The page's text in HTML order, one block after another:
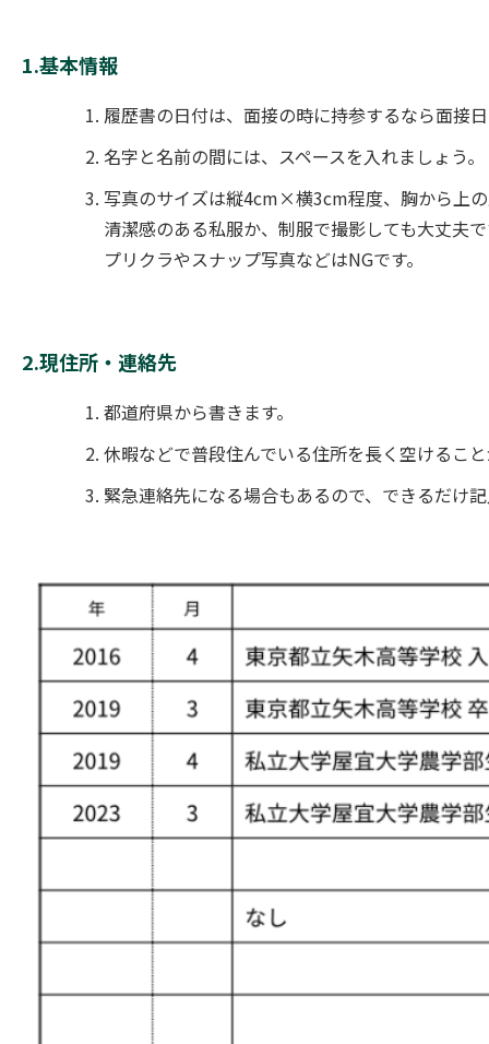
1.基本情報
履歴書の日付は、面接の時に持参するなら面接
名字と名前の間には、スペースを入れましょう。
写真のサイズは縦4cm×横3cm程度、胸から上
清潔感のある私服か、制服で撮影しても大丈夫
プリクラやスナップ写真などはNGです。
2.現住所・連絡先
都道府県から書きます。
休暇などで普段住んでいる住所を長く空けるこ
緊急連絡先になる場合もあるので、できるだけ